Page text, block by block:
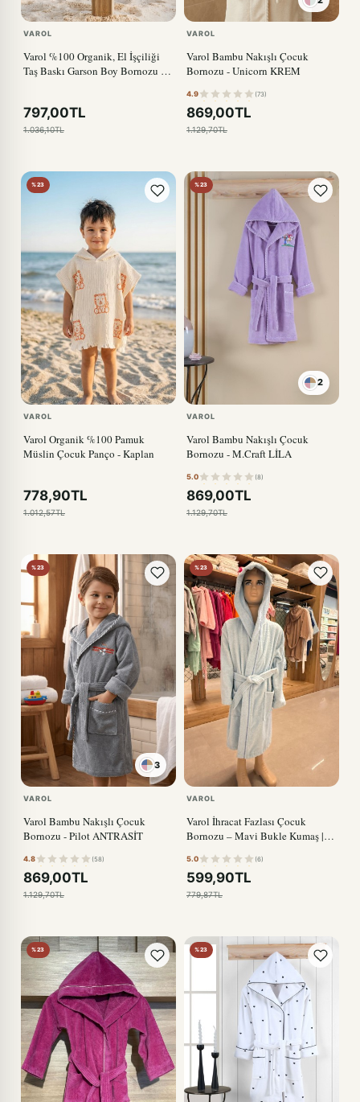
VAROL
Varol %100 Organik, El İşçiliği
Taş Baskı Garson Boy Bornozu -
797,00TL
1.036,10TL
VAROL
Varol Bambu Nakışlı Çocuk
Bornozu - Unicorn KREM
4.9 (73)
869,00TL
1.129,70TL
%23
VAROL
Varol Organik %100 Pamuk
Müslin Çocuk Panço - Kaplan
778,90TL
1.012,57TL
%23
2
VAROL
Varol Bambu Nakışlı Çocuk
Bornozu - M.Craft LİLA
5.0 (8)
869,00TL
1.129,70TL
%23
3
VAROL
Varol Bambu Nakışlı Çocuk
Bornozu - Pilot ANTRASİT
4.8 (58)
869,00TL
1.129,70TL
%23
VAROL
Varol İhracat Fazlası Çocuk
Bornozu – Mavi Bukle Kumaş |
5.0 (6)
599,90TL
779,87TL
%23 %23